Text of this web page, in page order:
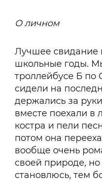
О личном
Лучшее свидание
школьные годы.
троллейбусе Б по
сидели на
держались за
вместе поехали в
костра и пели
потом она
вообще очень
своей природе,
становлюсь, тем